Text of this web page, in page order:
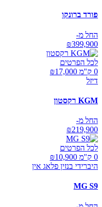
פורד ברונקו
החל מ-
₪399,900
לכל הפרטים
0 ק"מ ₪
17,000
דיזל
KGM רקסטון
החל מ-
₪219,900
לכל הפרטים
0 ק"מ ₪
10,900
היברידי בנזין פלאג אין
MG S9